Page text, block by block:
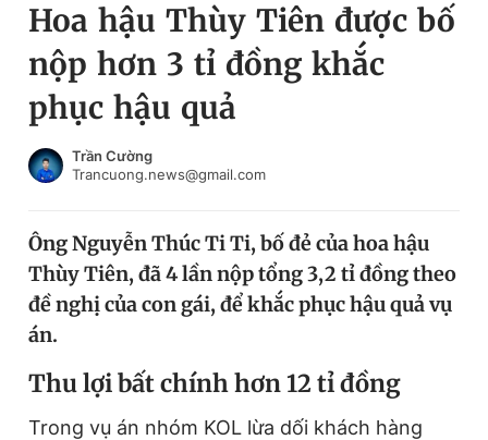
Chuyên mục
Chuyên mục khác
Chào ngày mới
Video Magazine
Sản phẩm khác
Tiện ích Bạn cần biết
Đổi mật khẩu
Tin đã lưu
Tin đã xem
Đăng xuất
Hoa hậu Thùy Tiên được bố
nộp hơn 3 tỉ đồng khắc
phục hậu quả
Trần Cường
Trancuong.news@gmail.com
Ông Nguyễn Thúc Ti Ti, bố đẻ của hoa hậu
Thùy Tiên, đã 4 lần nộp tổng 3,2 tỉ đồng theo
đề nghị của con gái, để khắc phục hậu quả vụ
án.
Thu lợi bất chính hơn 12 tỉ đồng
Trong vụ án nhóm KOL lừa dối khách hàng